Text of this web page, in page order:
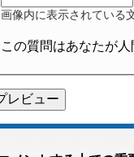
画像内に表示されている
この質問はあなたが